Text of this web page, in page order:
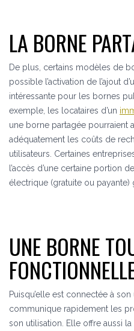
LA BORNE
De plus, certains modèles de
possible l’activation de l’ajout
intéressante pour les bornes
exemple, les locataires d’un
une borne partagée pourraient
adéquatement les coûts de
utilisateurs. Certaines
l’accès d’une certaine portion
électrique (gratuite ou payante)
UNE BORNE
Puisqu’elle est connectée à
communique rapidement les
son utilisation. Elle offre aussi